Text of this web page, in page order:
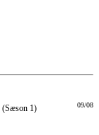
09/08
(Sæson 1)